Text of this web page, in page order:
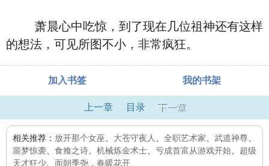
萧晨心中吃惊，到了现在几位祖神还有这样
的想法，可见所图不小，非常疯狂。
加入书签 我的书架
上一章 目录 下一章
相关推荐： 放开那个女巫 大苍守夜人 全职艺术家 武道神尊
噩梦惊袭
食飨之诗 机械炼金术士 亏成首富从游戏开始
超级
天才狂少
面朝季尧，春暖花开